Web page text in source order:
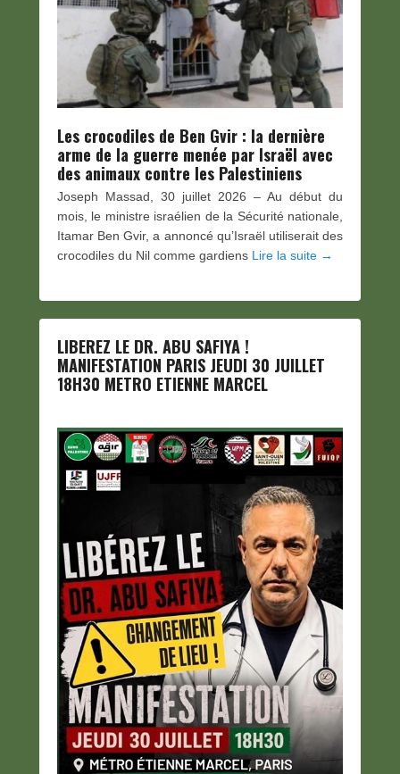
Les crocodiles de Ben Gvir : la dernière
arme de la guerre menée par Israël avec
des animaux contre les Palestiniens
Joseph Massad, 30 juillet 2026 – Au début du
mois, le ministre israélien de la Sécurité nationale,
Itamar Ben Gvir, a annoncé qu’Israël utiliserait des
crocodiles du Nil comme gardiens Lire la suite →
LIBEREZ LE DR. ABU SAFIYA !
MANIFESTATION PARIS JEUDI 30 JUILLET
18H30 METRO ETIENNE MARCEL